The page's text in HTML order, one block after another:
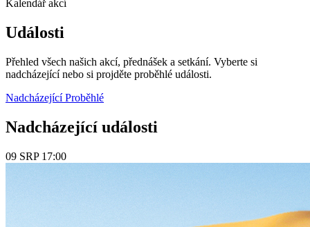
Kalendář akcí
Události
Přehled všech našich akcí, přednášek a setkání. Vyberte si
nadcházející nebo si projděte proběhlé události.
NadcházejícíProběhlé
Nadcházející události
09 SRP 17:00